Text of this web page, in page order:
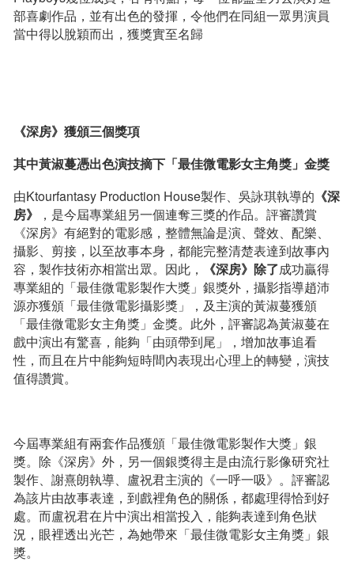
部喜劇作品，並有出色的發揮，令他們在同組一眾男演員
當中得以脫穎而出，獲獎實至名歸
《深房》獲頒三個獎項
其中黃淑蔓憑出色演技摘下「最佳微電影女主角獎」金獎
由Ktourfantasy Production House製作、吳詠琪執導的 《深
房》
，是今屆專業組另一個連奪三獎的作品。評審讚賞
《深房》有絕對的電影感，整體無論是演、聲效、配樂、
攝影、剪接，以至故事本身，都能完整清楚表達到故事內
容，製作技術亦相當出眾。因此，
《深房》除了成功贏得
專業組的「最佳微電影製作大獎」銀獎外，攝影指導趙沛
源亦獲頒「最佳微電影攝影獎」，及主演的黃淑蔓獲頒
「最佳微電影女主角獎」金獎。此外，評審認為黃淑蔓在
戲中演出有驚喜，能夠「由頭帶到尾」，增加故事追看
性，而且在片中能夠短時間內表現出心理上的轉變，演技
值得讚賞。
今屆專業組有兩套作品獲頒「最佳微電影製作大獎」銀
獎。除《深房》外，另一個銀獎得主是由流行影像研究社
製作、謝熹朗執導、盧祝君主演的《一呼一吸》。評審認
為該片由故事表達，到戲裡角色的關係，都處理得恰到好
處。而盧祝君在片中演出相當投入，能夠表達到角色狀
況，眼裡透出光芒，為她帶來「最佳微電影女主角獎」銀
獎。